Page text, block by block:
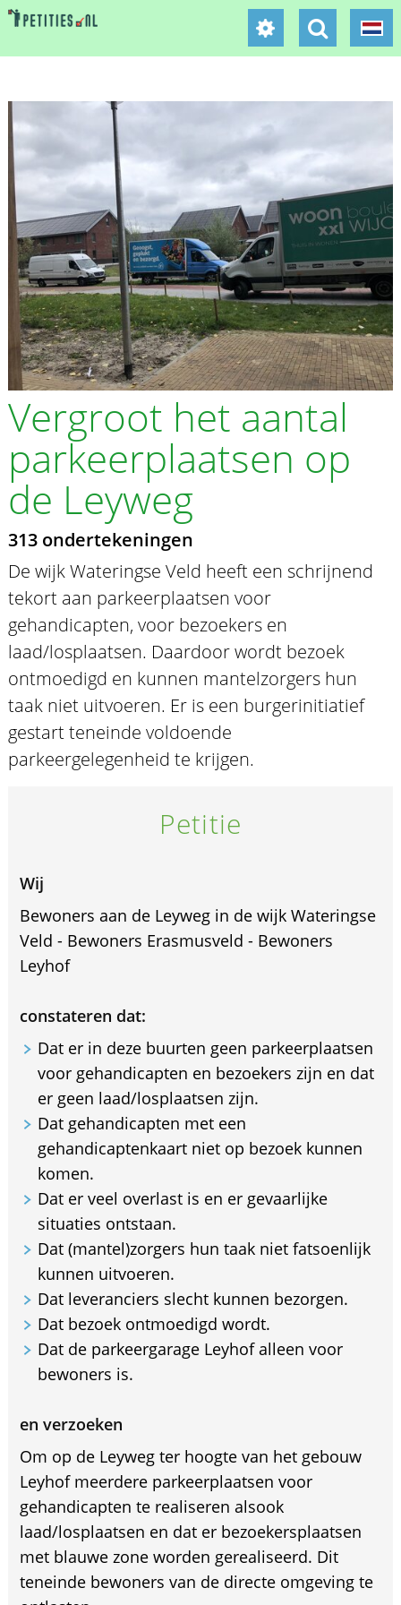
Vergroot het aantal
parkeerplaatsen op
de Leyweg
313 ondertekeningen
De wijk Wateringse Veld heeft een schrijnend
tekort aan parkeerplaatsen voor
gehandicapten, voor bezoekers en
laad/losplaatsen. Daardoor wordt bezoek
ontmoedigd en kunnen mantelzorgers hun
taak niet uitvoeren. Er is een burgerinitiatief
gestart teneinde voldoende
parkeergelegenheid te krijgen.
Petitie
Wij
Bewoners aan de Leyweg in de wijk Wateringse
Veld - Bewoners Erasmusveld - Bewoners
Leyhof
constateren dat:
Dat er in deze buurten geen parkeerplaatsen
voor gehandicapten en bezoekers zijn en dat
er geen laad/losplaatsen zijn.
Dat gehandicapten met een
gehandicaptenkaart niet op bezoek kunnen
komen.
Dat er veel overlast is en er gevaarlijke
situaties ontstaan.
Dat (mantel)zorgers hun taak niet fatsoenlijk
kunnen uitvoeren.
Dat leveranciers slecht kunnen bezorgen.
Dat bezoek ontmoedigd wordt.
Dat de parkeergarage Leyhof alleen voor
bewoners is.
en verzoeken
Om op de Leyweg ter hoogte van het gebouw
Leyhof meerdere parkeerplaatsen voor
gehandicapten te realiseren alsook
laad/losplaatsen en dat er bezoekersplaatsen
met blauwe zone worden gerealiseerd. Dit
teneinde bewoners van de directe omgeving te